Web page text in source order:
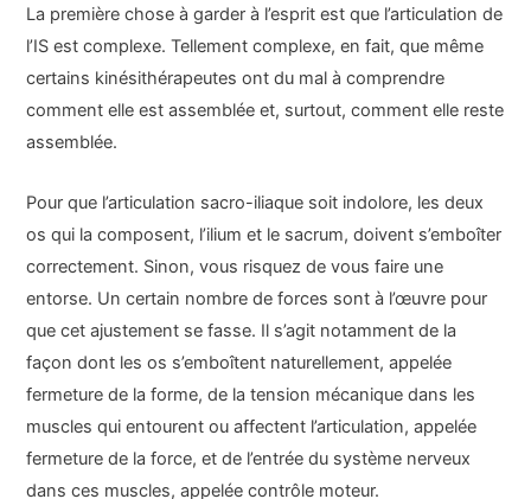
La première chose à garder à l’esprit est que l’articulation de
l’IS est complexe. Tellement complexe, en fait, que même
certains kinésithérapeutes ont du mal à comprendre
comment elle est assemblée et, surtout, comment elle reste
assemblée.
Pour que l’articulation sacro-iliaque soit indolore, les deux
os qui la composent, l’ilium et le sacrum, doivent s’emboîter
correctement. Sinon, vous risquez de vous faire une
entorse. Un certain nombre de forces sont à l’œuvre pour
que cet ajustement se fasse. Il s’agit notamment de la
façon dont les os s’emboîtent naturellement, appelée
fermeture de la forme, de la tension mécanique dans les
muscles qui entourent ou affectent l’articulation, appelée
fermeture de la force, et de l’entrée du système nerveux
dans ces muscles, appelée contrôle moteur.